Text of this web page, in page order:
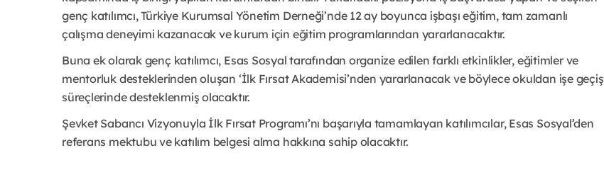
genç katılımcı, Türkiye Kurumsal Yönetim Derneği’nde 12 ay boyunca işbaşı eğitim, tam zamanlı
çalışma deneyimi kazanacak ve kurum için eğitim programlarından yararlanacaktır.
Buna ek olarak genç katılımcı, Esas Sosyal tarafından organize edilen farklı etkinlikler, eğitimler ve
mentorluk desteklerinden oluşan ‘İlk Fırsat Akademisi’nden yararlanacak ve böylece okuldan işe geçiş
süreçlerinde desteklenmiş olacaktır.
Şevket Sabancı Vizyonuyla İlk Fırsat Programı’nı başarıyla tamamlayan katılımcılar, Esas Sosyal’den
referans mektubu ve katılım belgesi alma hakkına sahip olacaktır.